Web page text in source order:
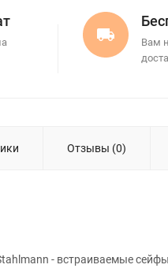
Вам
Отзывы (0)
- встраиваемые